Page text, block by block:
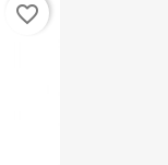
favorite_border